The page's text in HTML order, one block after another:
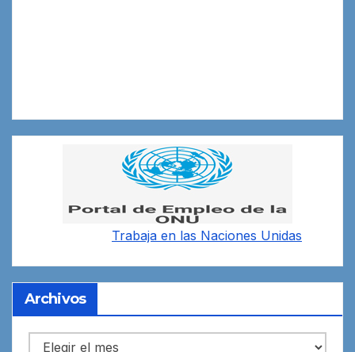
Trabaja en las Naciones Unidas
Archivos
Archivos